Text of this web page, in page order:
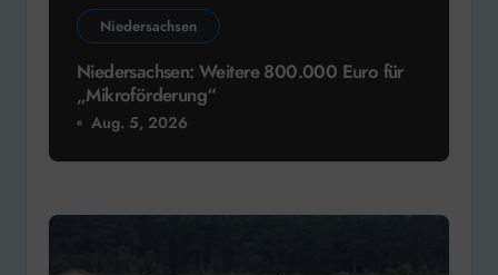
Niedersachsen
Niedersachsen: Weitere 800.000 Euro für
„Mikroförderung“
Aug. 5, 2026